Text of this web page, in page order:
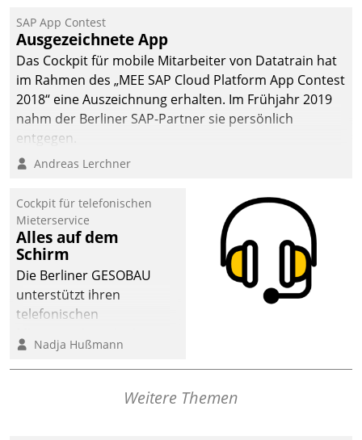
SAP App Contest
Ausgezeichnete App
Das Cockpit für mobile Mitarbeiter von Datatrain hat
im Rahmen des „MEE SAP Cloud Platform App Contest
2018“ eine Auszeichnung erhalten. Im Frühjahr 2019
nahm der Berliner SAP-Partner sie persönlich
entgegen.
Andreas Lerchner
Cockpit für telefonischen
Mieterservice
Alles auf dem
Schirm
Die Berliner GESOBAU
unterstützt ihren
telefonischen
digitalen Cockpit, das
situationsbezogen
passende Fragen und
Nadja Hußmann
Weitere Themen